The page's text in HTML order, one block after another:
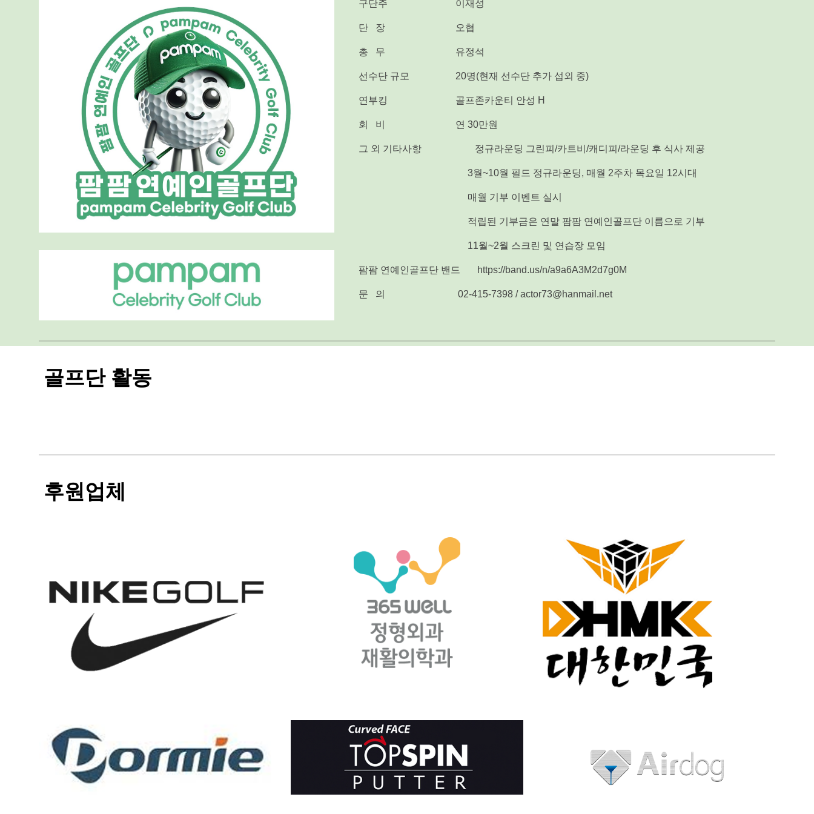
구단주 이재성
단 장 오협
총 무 유정석
선수단 규모 20명(현재 선수단 추가 섭외 중)
연부킹 골프존카운티 안성 H
회 비 연 30만원
그 외 기타사항 정규라운딩 그린피/카트비/캐디피/라운딩 후 식사 제공
3월~10월 필드 정규라운딩, 매월 2주차 목요일 12시대
매월 기부 이벤트 실시
적립된 기부금은 연말 팜팜 연예인골프단 이름으로 기부
11월~2월 스크린 및 연습장 모임
팜팜 연예인골프단 밴드 https://band.us/n/a9a6A3M2d7g0M
문 의 02-415-7398 / actor73@hanmail.net
골프단 활동
후원업체